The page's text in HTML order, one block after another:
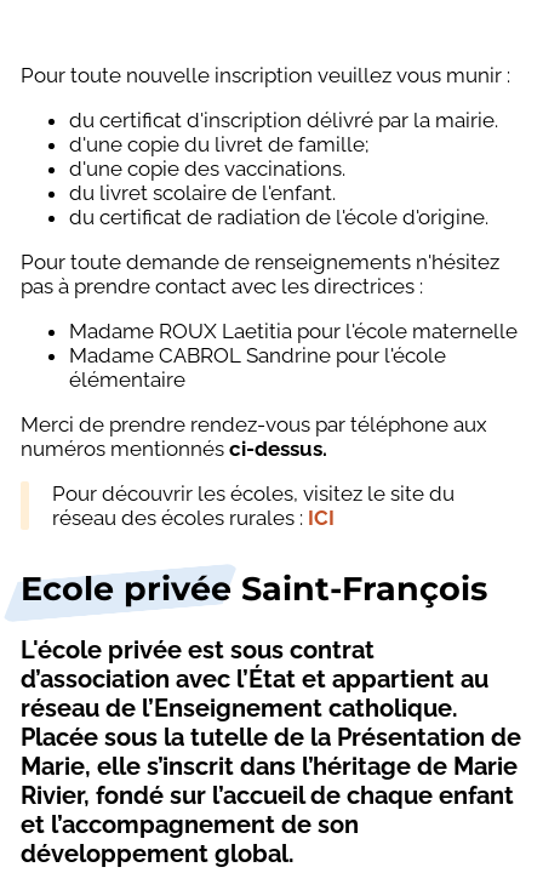
Pour toute nouvelle inscription veuillez vous munir :
du certificat d'inscription délivré par la mairie.
d'une copie du livret de famille;
d'une copie des vaccinations.
du livret scolaire de l'enfant.
du certificat de radiation de l'école d'origine.
Pour toute demande de renseignements n'hésitez
pas à prendre contact avec les directrices :
Madame ROUX Laetitia pour l'école maternelle
Madame CABROL Sandrine pour l'école
élémentaire
Merci de prendre rendez-vous par téléphone aux
numéros mentionnés ci-dessus.
Pour découvrir les écoles, visitez le site du
réseau des écoles rurales : ICI
Ecole privée Saint-François
L'école privée est sous contrat
d’association avec l’État et appartient au
réseau de l’Enseignement catholique.
Placée sous la tutelle de la Présentation de
Marie, elle s’inscrit dans l’héritage de Marie
Rivier, fondé sur l’accueil de chaque enfant
et l’accompagnement de son
développement global.